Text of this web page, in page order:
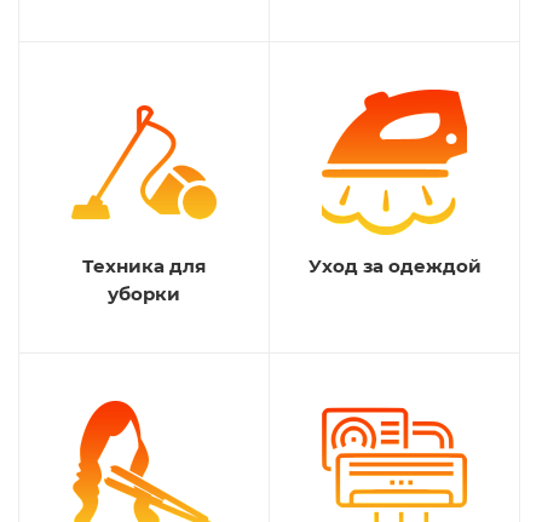
Техника для
уборки
Уход за одеждой